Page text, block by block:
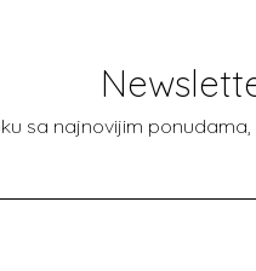
sa najnovijim